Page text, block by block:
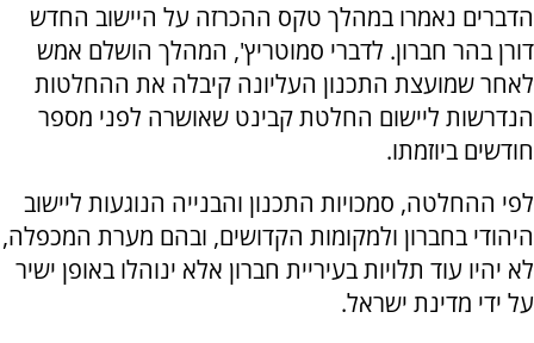
הדברים נאמרו במהלך טקס ההכרזה על היישוב החדש
דורן בהר חברון. לדברי סמוטריץ', המהלך הושלם אמש
לאחר שמועצת התכנון העליונה קיבלה את ההחלטות
הנדרשות ליישום החלטת קבינט שאושרה לפני מספר
חודשים ביוזמתו.
לפי ההחלטה, סמכויות התכנון והבנייה הנוגעות ליישוב
היהודי בחברון ולמקומות הקדושים, ובהם מערת המכפלה,
לא יהיו עוד תלויות בעיריית חברון אלא ינוהלו באופן ישיר
על ידי מדינת ישראל.